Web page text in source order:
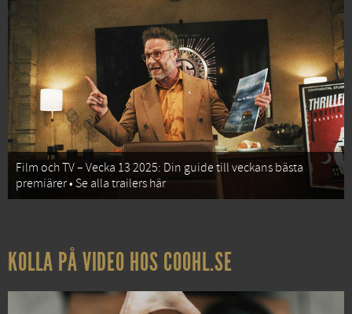
Film och TV – Vecka 13 2025: Din guide till veckans bästa
premiärer • Se alla trailers här
KOLLA PÅ VIDEO HOS COOHL.SE